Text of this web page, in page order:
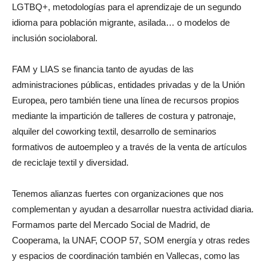
LGTBQ+, metodologías para el aprendizaje de un segundo
idioma para población migrante, asilada… o modelos de
inclusión sociolaboral.
FAM y LIAS se financia tanto de ayudas de las
administraciones públicas, entidades privadas y de la Unión
Europea, pero también tiene una línea de recursos propios
mediante la impartición de talleres de costura y patronaje,
alquiler del coworking textil, desarrollo de seminarios
formativos de autoempleo y a través de la venta de artículos
de reciclaje textil y diversidad.
Tenemos alianzas fuertes con organizaciones que nos
complementan y ayudan a desarrollar nuestra actividad diaria.
Formamos parte del Mercado Social de Madrid, de
Cooperama, la UNAF, COOP 57, SOM energía y otras redes
y espacios de coordinación también en Vallecas, como las